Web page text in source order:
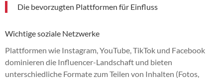
Die bevorzugten Plattformen für Einfluss
Wichtige soziale Netzwerke
Plattformen wie Instagram, YouTube, TikTok und Facebook
dominieren die Influencer-Landschaft und bieten
unterschiedliche Formate zum Teilen von Inhalten (Fotos,